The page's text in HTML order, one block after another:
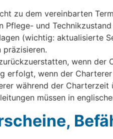
zu dem vereinbarten
Pflege- und
(wichtig: aktualisierte
präzisieren.
wenn der
erfolgt, wenn der
während der Charterzeit
müssen in